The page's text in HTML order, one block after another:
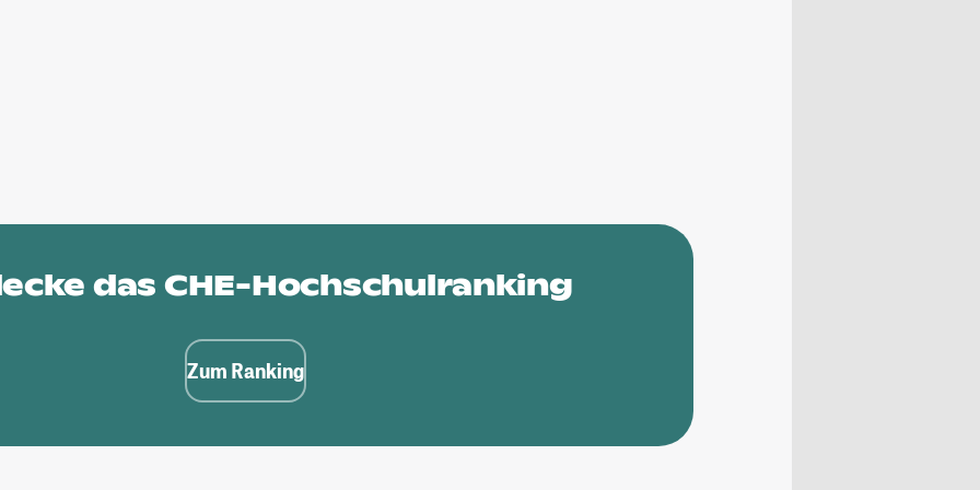
das CHE-Hochschulranking
Zum Ranking